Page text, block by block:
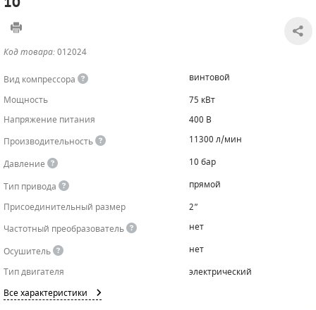
Код товара:012024
Вид компрессора
винтовой
Мощность
75 кВт
Напряжение питания
400 В
Производительность
11300 л/мин
Давление
10 бар
Тип привода
прямой
Присоединительный размер
2”
Частотный преобразователь
нет
Осушитель
нет
Тип двигателя
электрический
Все характеристики
САДОВАЯ ТЕХНИКА
ЧИЛЛЕРЫ
КАНАЛИЗАЦИОННЫЕ НАСОСЫ
БЕНЗИНОВЫЕ МОТОПОМПЫ
ТАЛИ И ТЕЛЬФЕРЫ
ОСВЕТИТЕЛЬНЫЕ МАЧТЫ
КОНТРОЛЛЕРЫ (БЛОКИ УПРАВЛЕНИЯ)
ПРЕДОХРАНИТЕЛЬНЫЕ КЛАПАНЫ
ОБРАТНЫЕ КЛАПАНЫ
РЕЛЕ ДАВЛЕНИЯ ДЛЯ ДЛЯ КОМПРЕССОРОВ
ДАТЧИКИ
РУКАВА ВЫСОКОГО ДАВЛЕНИЯ (РВД)
ЗАПЧАСТИ ДЛЯ ВИНТОВЫХ КОМПРЕССОРОВ